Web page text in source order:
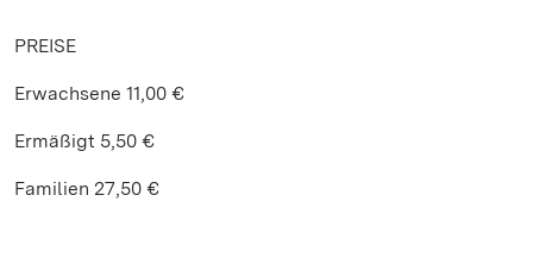
PREISE
Erwachsene 11,00 €
Ermäßigt 5,50 €
Familien 27,50 €